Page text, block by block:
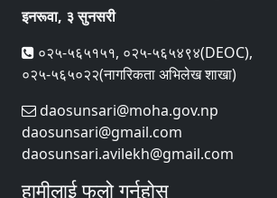
इनरूवा, ३ सुनसरी
०२५-५६५१५१, ०२५-५६५४९४(DEOC),
०२५-५६५०२२(नागरिकता अभिलेख शाखा)
daosunsari@moha.gov.np
daosunsari@gmail.com
daosunsari.avilekh@gmail.com
हामीलाई फलो गर्नुहोस्